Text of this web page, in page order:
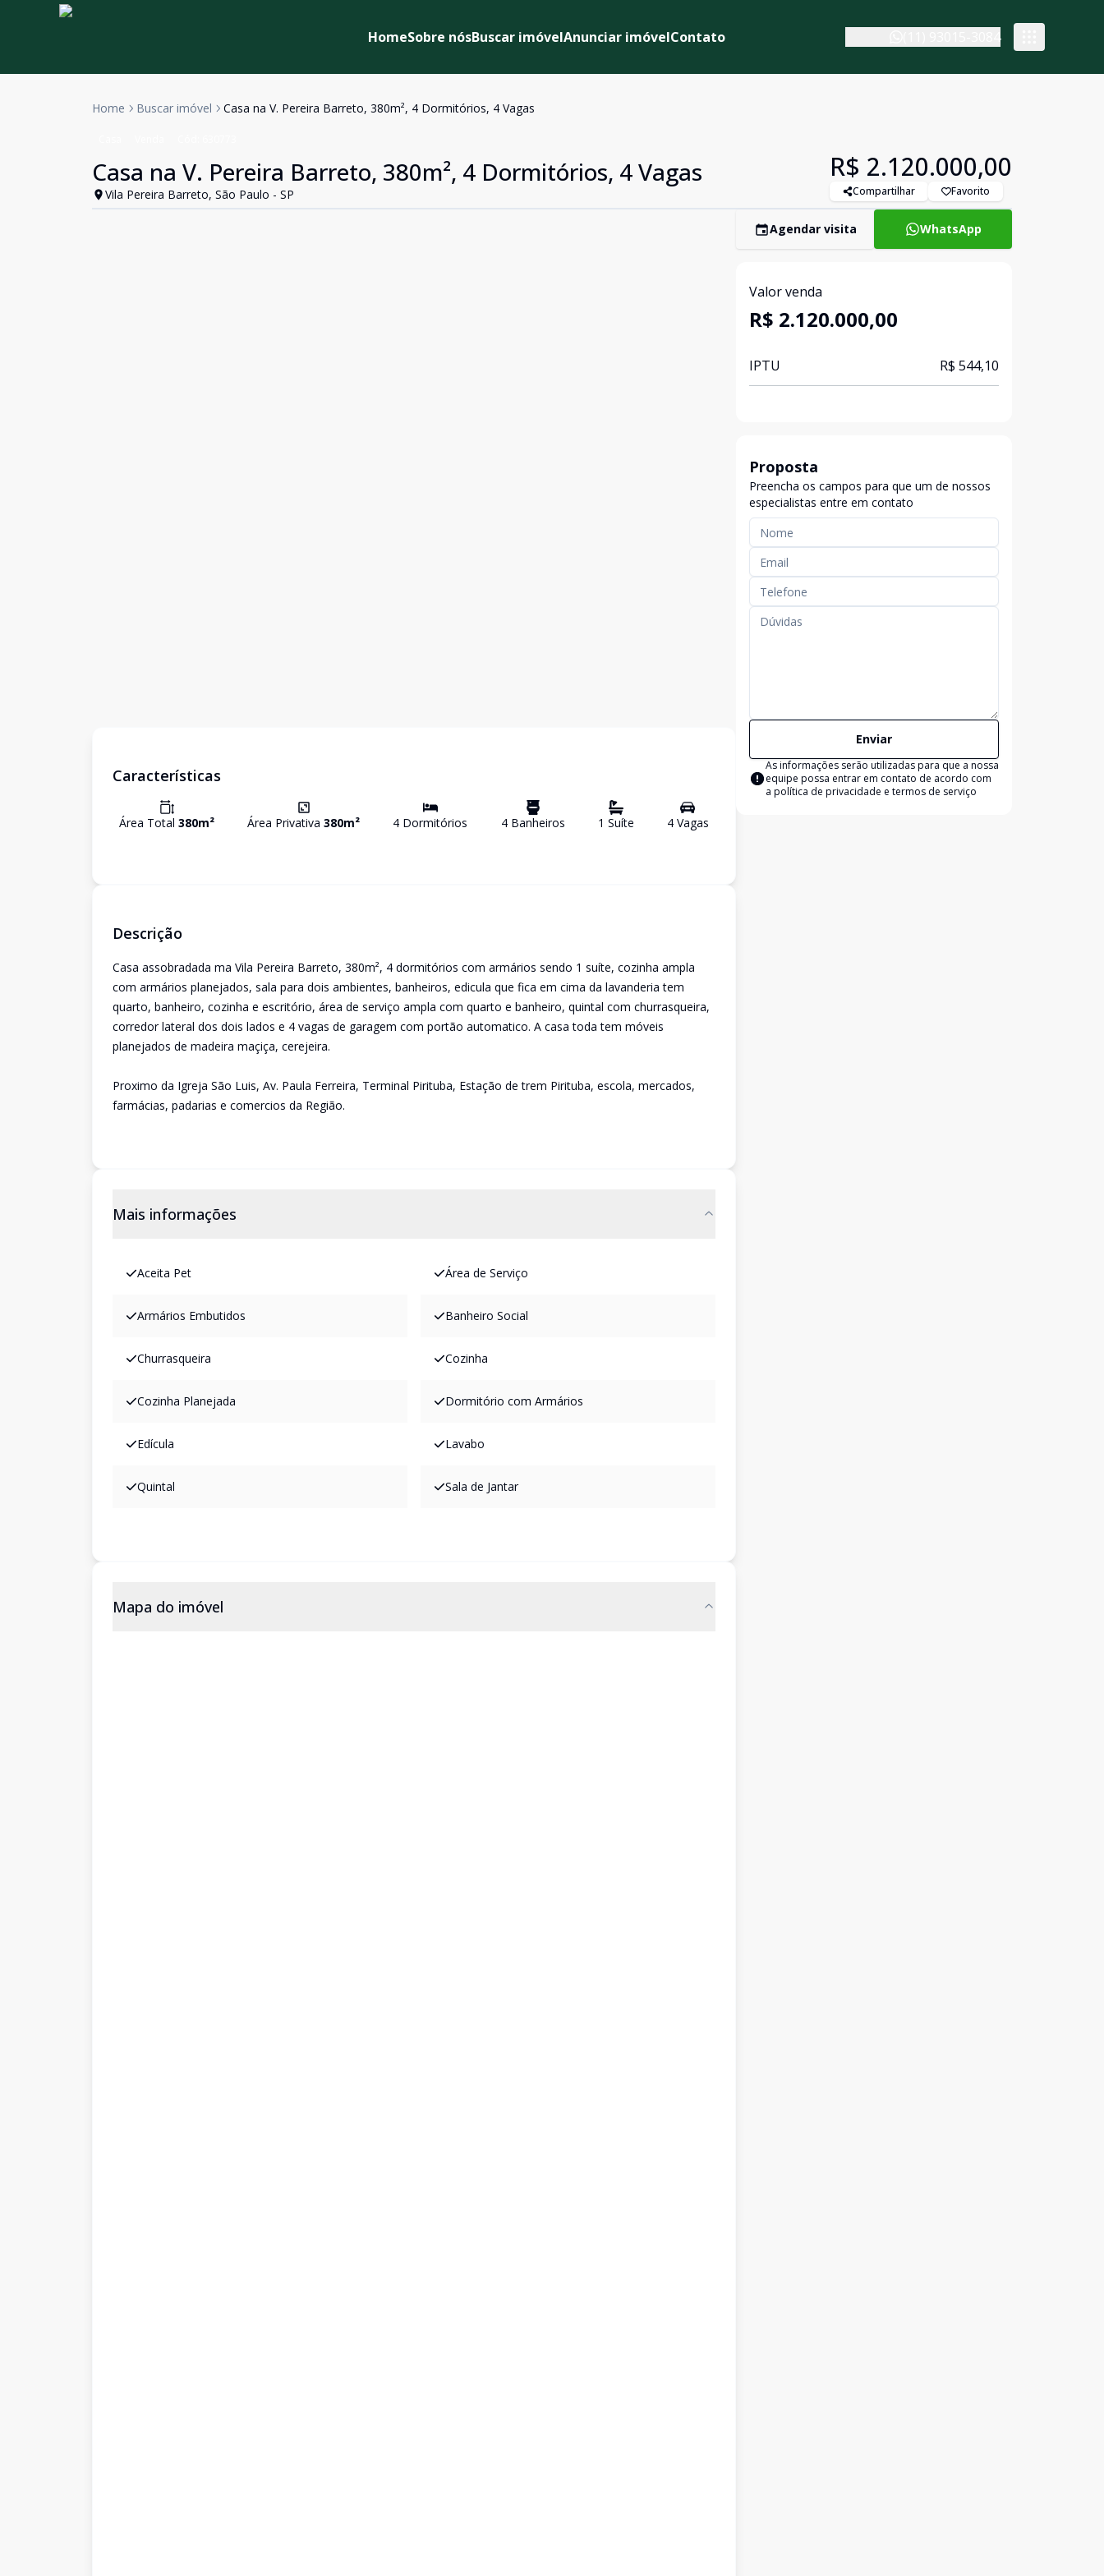
HomeSobre nósBuscar imóvelAnunciar imóvelContato
Home Buscar imóvel Casa na V. Pereira Barreto, 380m², 4 Dormitórios, 4 Vagas
Casa na V. Pereira Barreto, 380m², 4 Dormitórios, 4 Vagas
Vila Pereira Barreto, São Paulo - SP
R$ 2.120.000,00
Compartilhar Favorito
Características
Área Total 380m² Área Privativa380m² 4 Dormitórios 4Banheiros 1 Suíte 4Vagas
Descrição
Casa assobradada ma Vila Pereira Barreto, 380m², 4 dormitórios com armários sendo 1 suíte, cozinha ampla
com armários planejados, sala para dois ambientes, banheiros, edicula que fica em cima da lavanderia tem
quarto, banheiro, cozinha e escritório, área de serviço ampla com quarto e banheiro, quintal com churrasqueira,
corredor lateral dos dois lados e 4 vagas de garagem com portão automatico. A casa toda tem móveis
planejados de madeira maçiça, cerejeira.
Proximo da Igreja São Luis, Av. Paula Ferreira, Terminal Pirituba, Estação de trem Pirituba, escola, mercados,
farmácias, padarias e comercios da Região.
Mais informações
Aceita Pet Área de Serviço
Armários Embutidos Banheiro Social
Churrasqueira Cozinha
Cozinha Planejada Dormitório com Armários
Edícula Lavabo
Quintal Sala de Jantar
Mapa do imóvel
Agendar visita WhatsApp
Valor venda
R$ 2.120.000,00
IPTU R$ 544,10
Proposta
Preencha os campos para que um de nossos
especialistas entre em contato
Enviar
As informações serão utilizadas para que a nossa
equipe possa entrar em contato de acordo com
a política de privacidade e termos de serviço